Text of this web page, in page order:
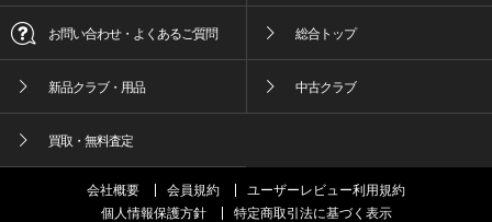
お問い合わせ・よくあるご質問 総合トップ
新品クラブ・用品 中古クラブ
買取・無料査定
会社概要 会員規約
ユーザーレビュー利用規約
個人情報保護方針
特定商取引法に基づく表示